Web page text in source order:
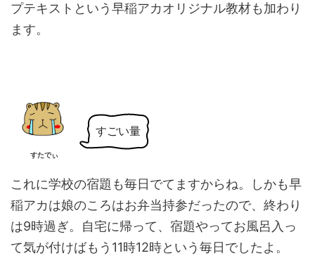
プテキストという早稲アカオリジナル教材も加わり
ます。
すたでぃ
すごい量
これに学校の宿題も毎日でてますからね。しかも早
稲アカは娘のころはお弁当持参だったので、終わり
は9時過ぎ。自宅に帰って、宿題やってお風呂入っ
て気が付けばもう11時12時という毎日でしたよ。